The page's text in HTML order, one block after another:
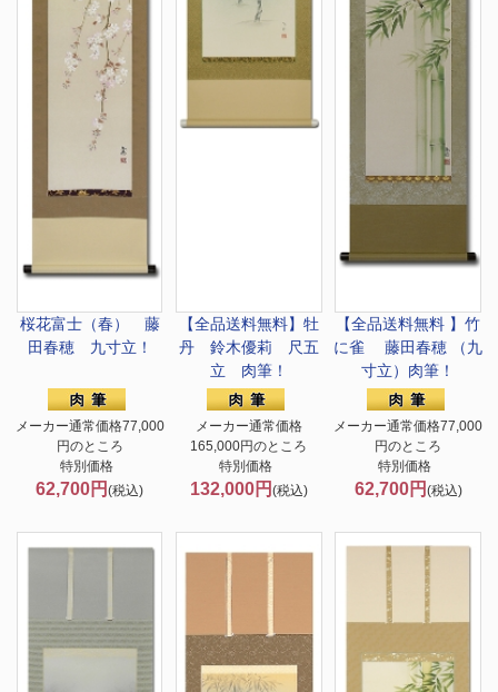
桜花富士（春） 藤
田春穂 九寸立！
メーカー通常価格77,000
円のところ
特別価格
62,700円(税込)
【全品送料無料】 牡
丹 鈴木優莉 尺五
立 肉筆！
メーカー通常価格
165,000円のところ
特別価格
132,000円 (税込)
【全品送料無料 】竹
に雀 藤田春穂 （九
寸立）肉筆！
メーカー通常価格77,000
円のところ
特別価格
62,700円 (税込)